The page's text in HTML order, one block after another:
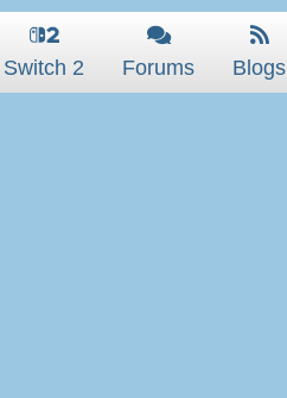
Switch 2 Forums Blogs